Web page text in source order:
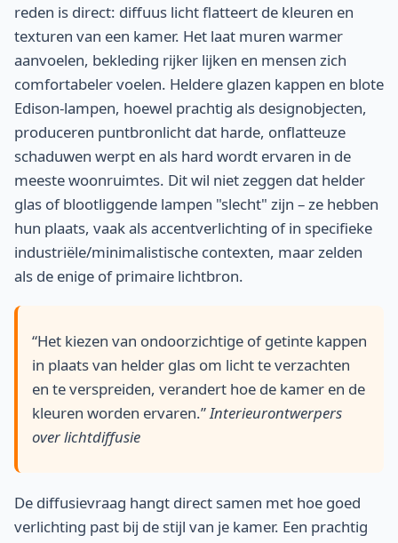
reden is direct: diffuus licht flatteert de kleuren en
texturen van een kamer. Het laat muren warmer
aanvoelen, bekleding rijker lijken en mensen zich
comfortabeler voelen. Heldere glazen kappen en blote
Edison-lampen, hoewel prachtig als designobjecten,
produceren puntbronlicht dat harde, onflatteuze
schaduwen werpt en als hard wordt ervaren in de
meeste woonruimtes. Dit wil niet zeggen dat helder
glas of blootliggende lampen "slecht" zijn – ze hebben
hun plaats, vaak als accentverlichting of in specifieke
industriële/minimalistische contexten, maar zelden
als de enige of primaire lichtbron.
“Het kiezen van ondoorzichtige of getinte kappen
in plaats van helder glas om licht te verzachten
en te verspreiden, verandert hoe de kamer en de
kleuren worden ervaren.”Interieurontwerpers
over lichtdiffusie
De diffusievraag hangt direct samen met hoe goed
verlichting past bij de stijl van je kamer. Een prachtig